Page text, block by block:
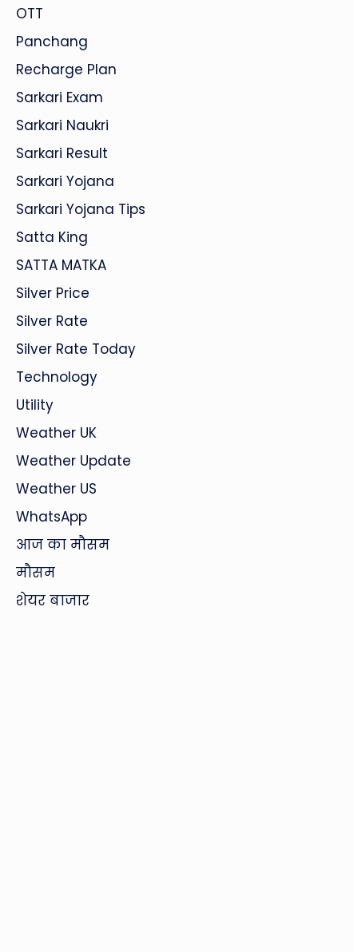
OTT
Panchang
Recharge Plan
Sarkari Exam
Sarkari Naukri
Sarkari Result
Sarkari Yojana
Sarkari Yojana Tips
Satta King
SATTA MATKA
Silver Price
Silver Rate
Silver Rate Today
Technology
Utility
Weather UK
Weather Update
Weather US
WhatsApp
आज का मौसम
मौसम
शेयर बाजार